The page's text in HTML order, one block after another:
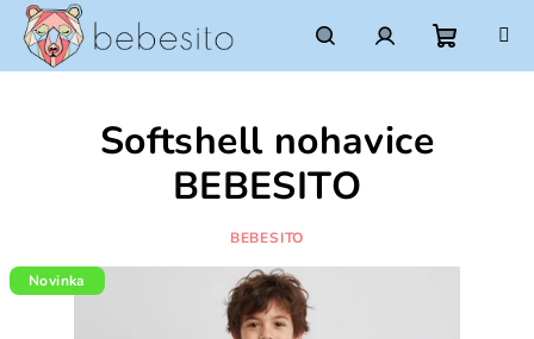
Prejsť
obsah
HľadaťPrihlásenie
Softshell nohavice
BEBESITO
BEBESITO
Novinka